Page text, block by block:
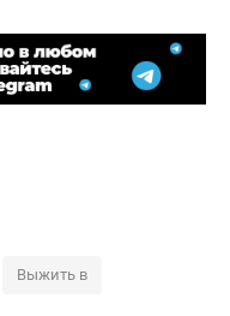
Выжить в